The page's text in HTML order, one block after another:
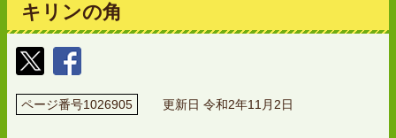
キリンの角
ページ番号1026905 更新日 令和2年11月2日